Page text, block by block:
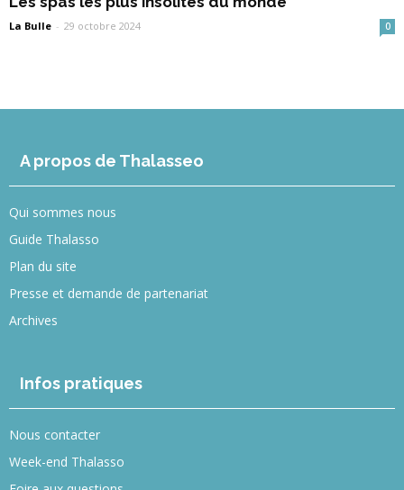
La Bulle - 29 octobre 2024 0
A propos de Thalasseo
Qui sommes nous
Guide Thalasso
Plan du site
Presse et demande de partenariat
Archives
Infos pratiques
Nous contacter
Week-end Thalasso